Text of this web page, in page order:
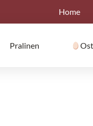
Home
Pralinen